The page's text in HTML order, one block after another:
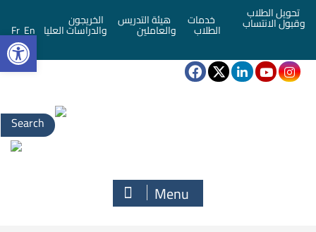
تحويل الطلاب
وقبول الانتساب خدمات
الطلاب
هيئة التدريس
والعاملين
الخريجون
والدراسات العليا En
Fr
Search
for:
Menu